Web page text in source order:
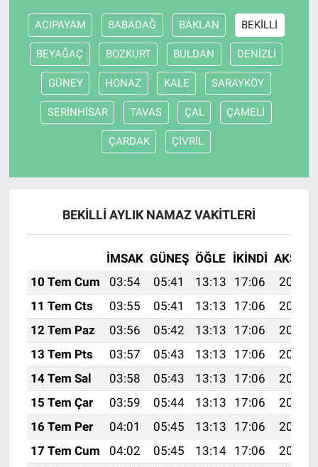
ACIPAYAM BABADAĞ BAKLAN BEKİLLİ
BEYAĞAÇ BOZKURT BULDAN DENİZLİ
GÜNEY HONAZ KALE SARAYKÖY
SERİNHİSAR TAVAS ÇAL ÇAMELİ
ÇARDAK ÇİVRİL
BEKİLLİ AYLIK NAMAZ VAKITLERI
İMSAK GÜNEŞ ÖĞLE İKINDI AKŞAM
10 Tem Cum
03:54 05:41 13:13 17:06
20:35
11 Tem Cts
03:55 05:41 13:13 17:06
20:34
12 Tem Paz
03:56 05:42 13:13 17:06
20:34
13 Tem Pts
03:57 05:43 13:13 17:06
20:34
14 Tem Sal
03:58 05:43 13:13 17:06
20:33
15 Tem Çar
03:59 05:44 13:13 17:06
20:33
16 Tem Per
04:01 05:45 13:13 17:06
20:32
17 Tem Cum
04:02 05:45 13:14 17:06
20:32